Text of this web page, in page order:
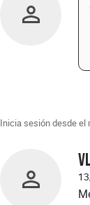
Inicia sesión desde el